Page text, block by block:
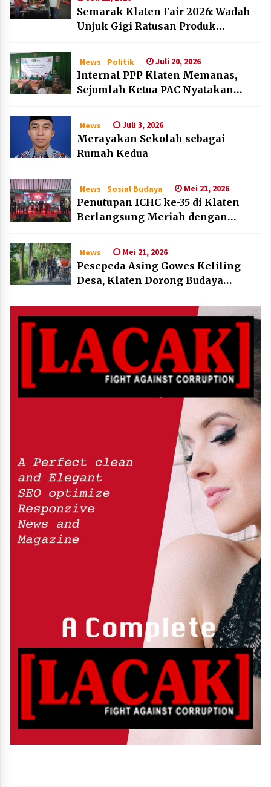
Semarak Klaten Fair 2026: Wadah
Unjuk Gigi Ratusan Produk
News Politik Juli 20, 2026
Internal PPP Klaten Memanas,
Sejumlah Ketua PAC Nyatakan
News Juli 3, 2026
Merayakan Sekolah sebagai
Rumah Kedua
News Sosial Budaya Mei 21, 2026
Penutupan ICHC ke-35 di Klaten
Berlangsung Meriah dengan
Jerman
News Mei 21, 2026
Pesepeda Asing Gowes Keliling
Desa, Klaten Dorong Budaya
Fest 2026